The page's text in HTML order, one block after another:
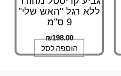
ללא רגל "האש שלי"
9 ס"מ
₪198.00
הוספה לסל